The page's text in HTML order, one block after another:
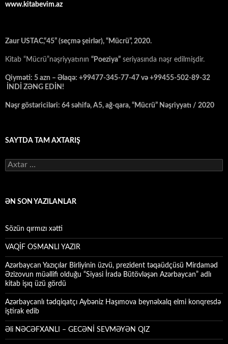
www.kitabevim.az
Zaur USTAC,“45” (seçmə şeirlər), “Mücrü”, 2020.
Kitab “Mücrü”nəşriyyatının “Poeziya” seriyasında nəşr edilmişdir.
Qiyməti: 5 azn – Əlaqə: +99477-345-77-47 və +99455-502-89-32
İNDİ ZƏNG EDİN!
Nəşr göstəriciləri: 64 səhifə, A5, ağ-qara, “Mücrü” Nəşriyyatı / 2020
SAYTDA TAM AXTARIŞ
Axtarış:
ƏN SON YAZILANLAR
Sözün qırmızı xətti
VAQİF OSMANLI YAZIR
Azərbaycan Yazıçılar Birliyinin üzvü, prezident təqaüdçüsü Mirdaməd
Əzizovun müəllifi olduğu “Siyasi İradə Bütövləşən Azərbaycan” adlı
kitab işıq üzü gördü
Azərbaycanlı tədqiqatçı Aybəniz Haşımova beynəlxalq elmi konqresdə
iştirak edib
Əli NƏCƏFXANLI – GECƏNİ SEVMƏYƏN QIZ